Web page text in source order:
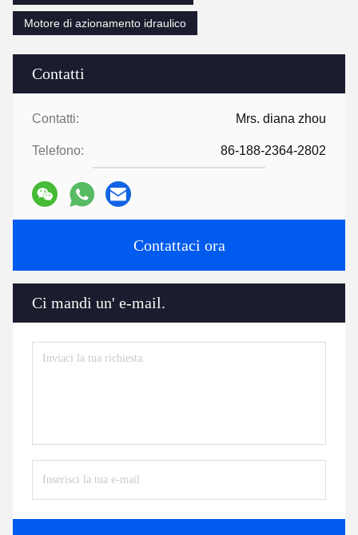
Contatti
Contatti: Mrs. diana zhou
Telefono: 86-188-2364-2802
Contattaci ora
Ci mandi un' e-mail.
Motore di azionamento idraulico